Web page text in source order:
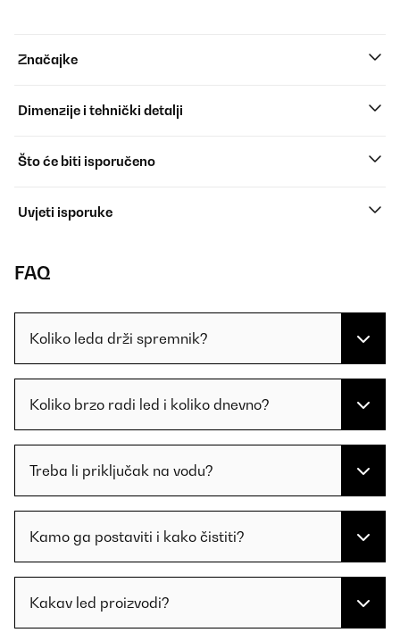
Značajke
Dimenzije i tehnički detalji
Što će biti isporučeno
Uvjeti isporuke
FAQ
Koliko leda drži spremnik?
Koliko brzo radi led i koliko dnevno?
Treba li priključak na vodu?
Kamo ga postaviti i kako čistiti?
Kakav led proizvodi?